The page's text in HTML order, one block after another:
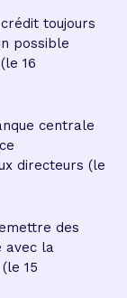
toujours
possible
(le 16
centrale
directeurs (le
des
avec la
(le 15